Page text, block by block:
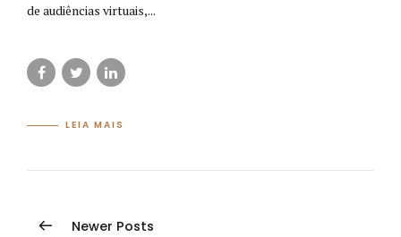
de audiências virtuais,...
LEIA MAIS
Newer Posts